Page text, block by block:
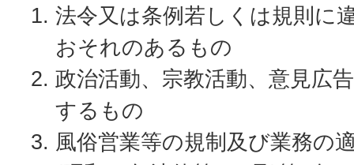
法令又は条例若しくは規則に
おそれのあるもの
政治活動、宗教活動、意見広
するもの
風俗営業等の規制及び業務の